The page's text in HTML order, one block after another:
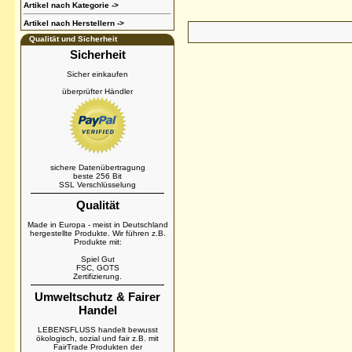
Artikel nach Kategorie ->
Artikel nach Herstellern ->
Qualität und Sicherheit
Sicherheit
Sicher einkaufen
überprüfter Händler
sichere Datenübertragung
beste 256 Bit
SSL Verschlüsselung
Qualität
Made in Europa - meist in Deutschland
hergestellte Produkte. Wir führen z.B.
Produkte mit:
Spiel Gut
FSC, GOTS
Zertifizierung.
Umweltschutz & Fairer
Handel
LEBENSFLUSS handelt bewusst
ökologisch, sozial und fair z.B. mit
FairTrade Produkten der